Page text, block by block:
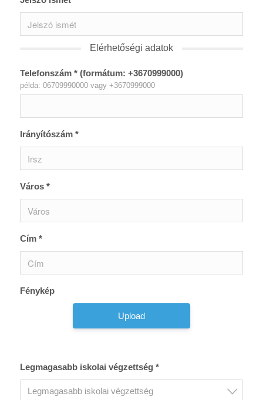
Elérhetőségi adatok
Telefonszám * (formátum: +3670999000)
példa: 06709990000 vagy +3670999000
Irányítószám *
Város *
Cím *
Fénykép
Upload
Legmagasabb iskolai végzettség *
Legmagasabb iskolai végzettség